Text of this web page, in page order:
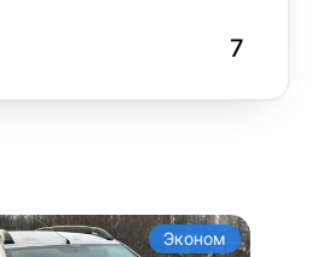
7
Эконом